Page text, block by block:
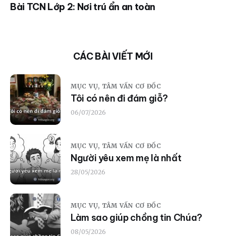
Bài TCN Lớp 2: Nơi trú ẩn an toàn
CÁC BÀI VIẾT MỚI
MỤC VỤ, TÂM VẤN CƠ ĐỐC
Tôi có nên đi đám giỗ?
06/07/2026
MỤC VỤ, TÂM VẤN CƠ ĐỐC
Người yêu xem mẹ là nhất
28/05/2026
MỤC VỤ, TÂM VẤN CƠ ĐỐC
Làm sao giúp chồng tin Chúa?
08/05/2026